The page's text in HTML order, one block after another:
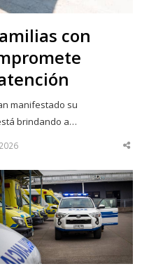
con
manifestado su
brindando a…